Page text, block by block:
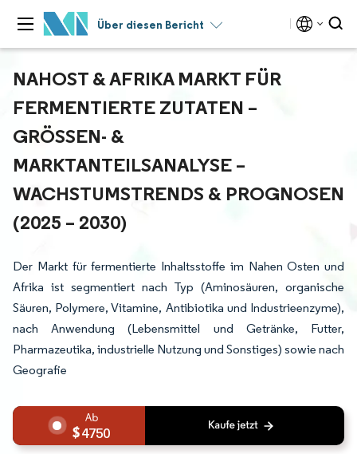
Über diesen Bericht
NAHOST & AFRIKA MARKT FÜR
FERMENTIERTE ZUTATEN –
GRÖSSEN- & M
ARKTANTEILSANALYSE – W
ACHSTUMSTRENDS & PROGNOSEN (
2025 – 2030)
Der Markt für fermentierte Inhaltsstoffe im Nahen Osten und
Afrika ist segmentiert nach Typ (Aminosäuren, organische
Säuren, Polymere, Vitamine, Antibiotika und Industrieenzyme),
nach Anwendung (Lebensmittel und Getränke, Futter,
Pharmazeutika, industrielle Nutzung und Sonstiges) sowie nach
Geografie
4750